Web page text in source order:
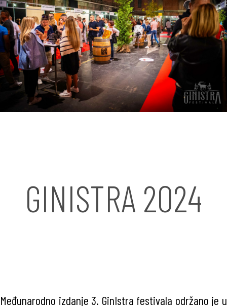
GINISTRA 2024
Međunarodno izdanje 3. GinIstra festivala održano je u